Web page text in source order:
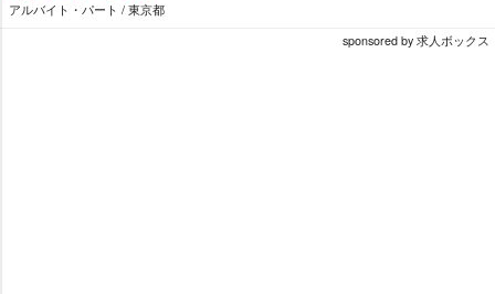
アルバイト・パート / 東京都
sponsored by 求人ボックス